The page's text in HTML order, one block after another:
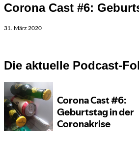
Corona Cast #6:
31. März 2020
Die aktuelle Podcast-